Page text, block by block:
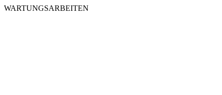
WARTUNGSARBEITEN